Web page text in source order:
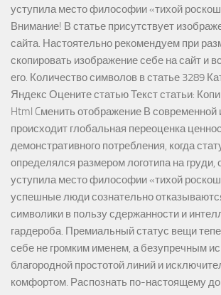
уступила место философии «тихой
Внимание! В статье присутствует
сайта. Настоятельно рекомендуем при
скопировать изображение себе на сайт и
его. Количество символов в статье 3289
Яндекс Оцените статью Текст статьи:
Html Cменить отображение В
происходит глобальная переоценка
демонстративного потребления, когда
определялся размером логотипа на груди,
уступила место философии «тихой
успешные люди сознательно
символики в пользу сдержанности и
гардероба. Премиальный статус вещи
себе не громким именем, а безупречным
благородной простотой линий и
комфортом. Распознать по-настоящему